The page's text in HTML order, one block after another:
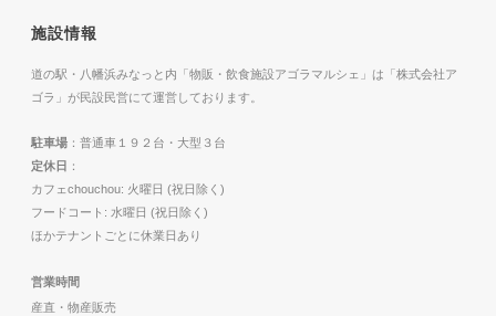
施設情報
道の駅・八幡浜みなっと内「物販・飲食施設アゴラマルシェ」は「株式会社ア
ゴラ」が民設民営にて運営しております。
駐車場 ：普通車１９２台・大型３台
定休日 ：
カフェchouchou: 火曜日 (祝日除く)
フードコート: 水曜日 (祝日除く)
ほかテナントごとに休業日あり
営業時間
産直・物産販売